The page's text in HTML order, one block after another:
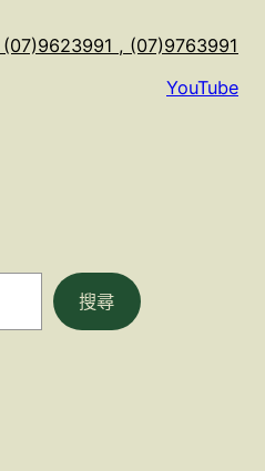
(07)9623991 , (07)9763991
YouTube
搜尋